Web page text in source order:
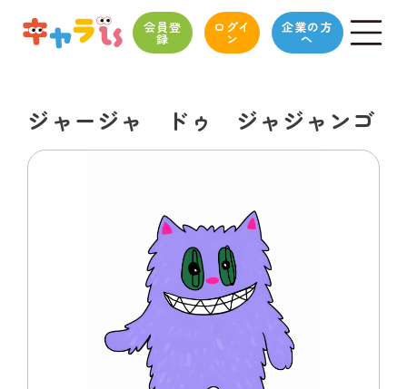
会員登
録
ログイ
ン
企業の方
へ
ジャージャ ドゥ ジャジャンゴ